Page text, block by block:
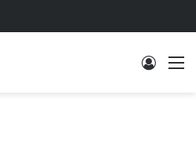
Log In